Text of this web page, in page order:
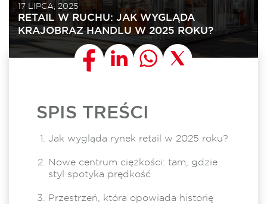
17 LIPCA, 2025
RETAIL W RUCHU: JAK WYGLĄDA
KRAJOBRAZ HANDLU W 2025 ROKU?
SPIS TREŚCI
Jak wygląda rynek retail w 2025 roku?
Nowe centrum ciężkości: tam, gdzie
styl spotyka prędkość
Przestrzeń, która opowiada historię